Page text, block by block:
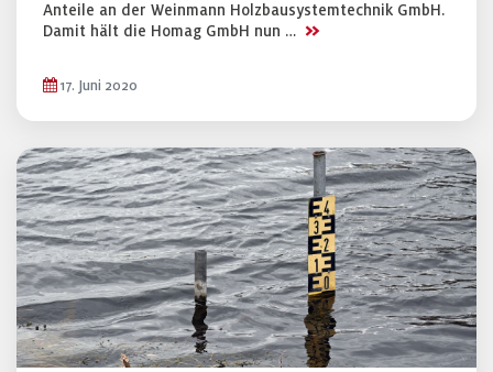
Anteile an der Weinmann Holzbausystemtechnik GmbH.
Damit hält die Homag GmbH nun … >>
17. Juni 2020